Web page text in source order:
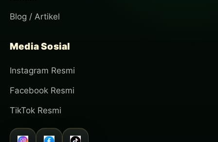
Blog / Artikel
Media Sosial
Instagram Resmi
Facebook Resmi
TikTok Resmi